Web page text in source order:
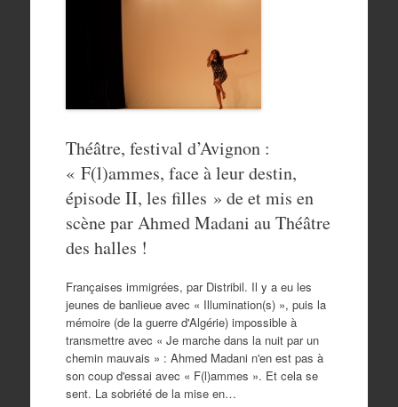
Théâtre, festival d’Avignon :
« F(l)ammes, face à leur destin,
épisode II, les filles » de et mis en
scène par Ahmed Madani au Théâtre
des halles !
Françaises immigrées, par Distribil. Il y a eu les
jeunes de banlieue avec « Illumination(s) », puis la
mémoire (de la guerre d'Algérie) impossible à
transmettre avec « Je marche dans la nuit par un
chemin mauvais » : Ahmed Madani n'en est pas à
son coup d'essai avec « F(l)ammes ». Et cela se
sent. La sobriété de la mise en…